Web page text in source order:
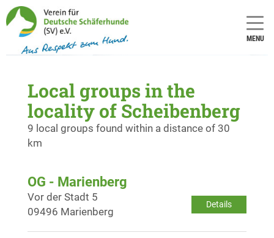
MENU
Local groups in the
locality of Scheibenberg
9 local groups found within a distance of 30
km
OG - Marienberg
Details
Vor der Stadt 5
09496 Marienberg